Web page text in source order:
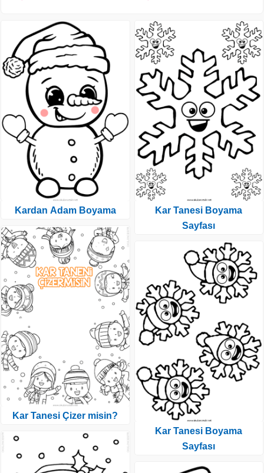
Kardan Adam Boyama
Kar Tanesi Çizer misin?
Kar Tanesi Boyama
Sayfası
Kar Tanesi Boyama
Sayfası